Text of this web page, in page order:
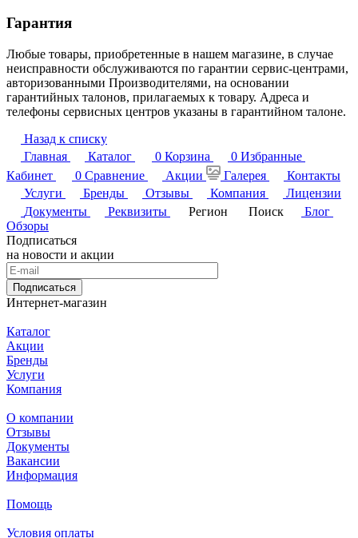
Гарантия
Любые товары, приобретенные в нашем магазине, в случае
неисправности обслуживаются по гарантии сервис-центрами,
авторизованными Производителями, на основании
гарантийных талонов, прилагаемых к товару. Адреса и
телефоны сервисных центров указаны в гарантийном талоне.
Назад к списку
Главная
Каталог 0 Корзина 0 Избранные
Кабинет
0 Сравнение Акции Галерея
Контакты
Услуги
Бренды Отзывы Компания
Лицензии
Документы
Реквизиты Регион Поиск
Блог
Обзоры
Подписаться
на новости и акции
Подписаться
Интернет-магазин
Каталог
Акции
Бренды
Услуги
Компания
О компании
Отзывы
Документы
Вакансии
Информация
Помощь
Условия оплаты